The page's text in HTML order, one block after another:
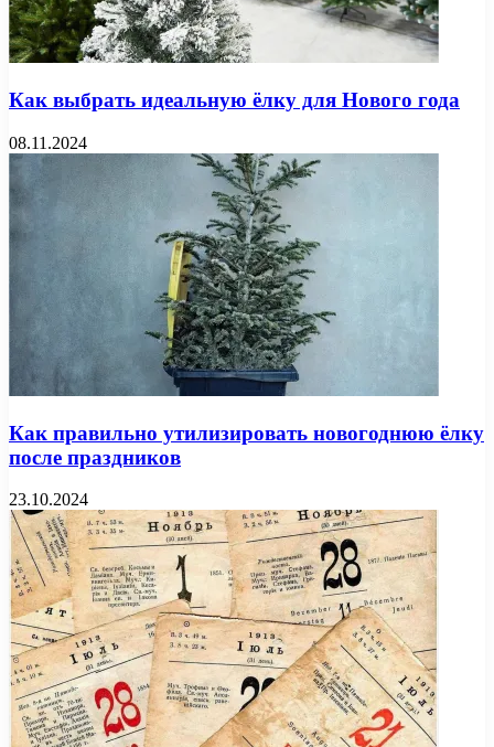
Как выбрать идеальную ёлку для Нового года
08.11.2024
Как правильно утилизировать новогоднюю ёлку
после праздников
23.10.2024